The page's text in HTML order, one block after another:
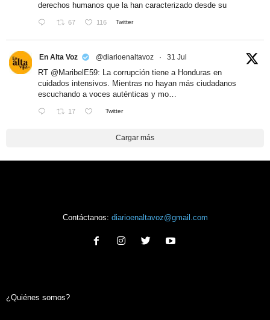
derechos humanos que la han caracterizado desde su
67 116 Twitter
En Alta Voz @diarioenaltavoz · 31 Jul
RT @MaribelE59: La corrupción tiene a Honduras en
cuidados intensivos. Mientras no hayan más ciudadanos
escuchando a voces auténticas y mo…
17 Twitter
Cargar más
Contáctanos: diarioenaltavoz@gmail.com
¿Quiénes somos?